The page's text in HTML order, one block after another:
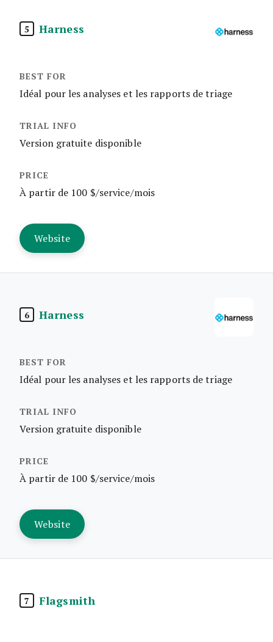
5 Harness
Idéal pour les analyses et les rapports de triage
Version gratuite disponible
À partir de 100 $/service/mois
Website
6 Harness
Idéal pour les analyses et les rapports de triage
Version gratuite disponible
À partir de 100 $/service/mois
Website
7 Flagsmith